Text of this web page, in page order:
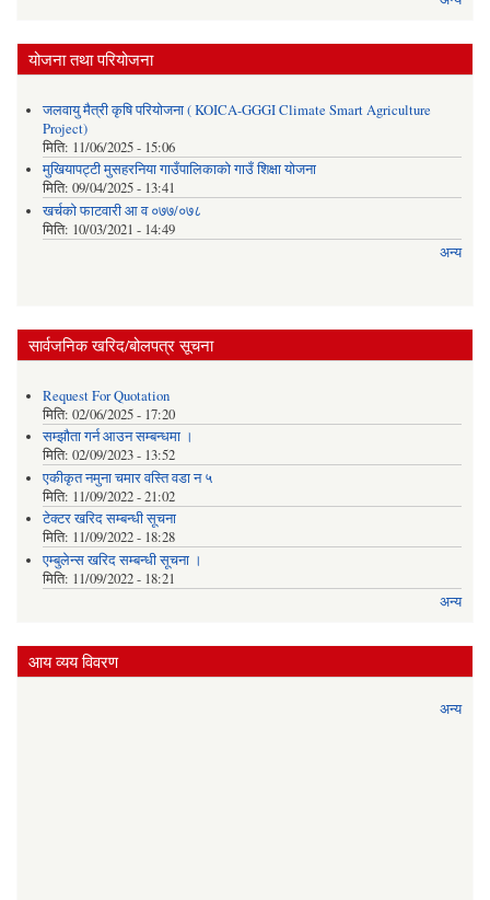
योजना तथा परियोजना
जलवायु मैत्री कृषि परियोजना ( KOICA-GGGI Climate Smart Agriculture
Project)
मिति: 11/06/2025 - 15:06
मुखियापट्टी मुसहरनिया गाउँपालिकाको गाउँ शिक्षा योजना
मिति: 09/04/2025 - 13:41
खर्चकाे फाटवारी आ व ०७७/०७८
मिति: 10/03/2021 - 14:49
अन्य
सार्वजनिक खरिद/बोलपत्र सूचना
Request For Quotation
मिति: 02/06/2025 - 17:20
सम्झौता गर्न आउन सम्बन्धमा ।
मिति: 02/09/2023 - 13:52
एकीकृत नमुना चमार वस्ति वडा न ५
मिति: 11/09/2022 - 21:02
टेक्टर खरिद सम्बन्धी सूचना
मिति: 11/09/2022 - 18:28
एम्बुलेन्स खरिद सम्बन्धी सूचना ।
मिति: 11/09/2022 - 18:21
अन्य
आय व्यय विवरण
अन्य